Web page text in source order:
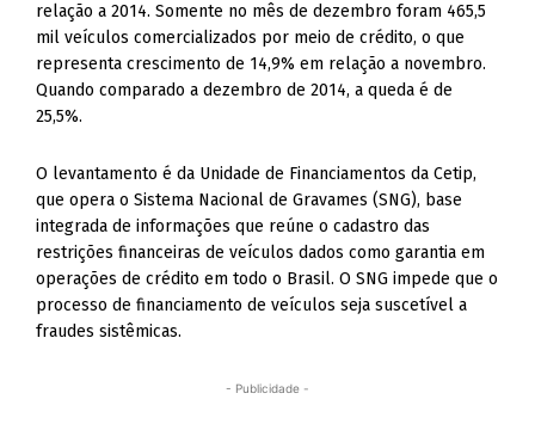
relação a 2014. Somente no mês de dezembro foram 465,5
mil veículos comercializados por meio de crédito, o que
representa crescimento de 14,9% em relação a novembro.
Quando comparado a dezembro de 2014, a queda é de
25,5%.
O levantamento é da Unidade de Financiamentos da Cetip,
que opera o Sistema Nacional de Gravames (SNG), base
integrada de informações que reúne o cadastro das
restrições financeiras de veículos dados como garantia em
operações de crédito em todo o Brasil. O SNG impede que o
processo de financiamento de veículos seja suscetível a
fraudes sistêmicas.
- Publicidade -